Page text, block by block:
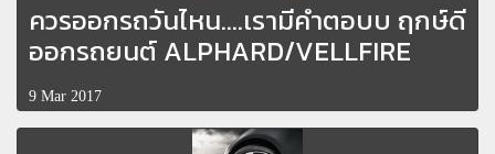
ควรออกรถวันไหน....เรามีคำตอบบ ฤกษ์ดี
ออกรถยนต์ ALPHARD/VELLFIRE
9 Mar 2017